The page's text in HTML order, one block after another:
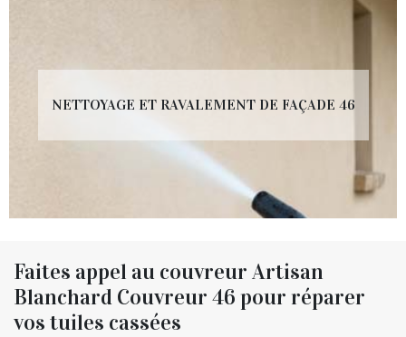
NETTOYAGE ET RAVALEMENT DE FAÇADE 46
Faites appel au couvreur Artisan
Blanchard Couvreur 46 pour réparer
vos tuiles cassées